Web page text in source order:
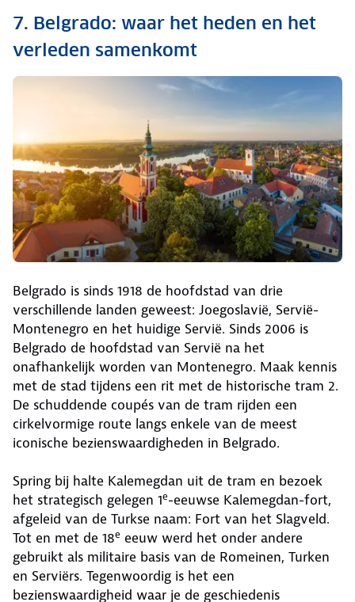
7. Belgrado: waar het heden en het
verleden samenkomt
Belgrado is sinds 1918 de hoofdstad van drie
verschillende landen geweest: Joegoslavië, Servië-
Montenegro en het huidige Servië. Sinds 2006 is
Belgrado de hoofdstad van Servië na het
onafhankelijk worden van Montenegro. Maak kennis
met de stad tijdens een rit met de historische tram 2.
De schuddende coupés van de tram rijden een
cirkelvormige route langs enkele van de meest
iconische bezienswaardigheden in Belgrado.
Spring bij halte Kalemegdan uit de tram en bezoek
het strategisch gelegen 1e-eeuwse Kalemegdan-fort,
afgeleid van de Turkse naam: Fort van het Slagveld.
Tot en met de 18e eeuw werd het onder andere
gebruikt als militaire basis van de Romeinen, Turken
en Serviërs. Tegenwoordig is het een
bezienswaardigheid waar je de geschiedenis